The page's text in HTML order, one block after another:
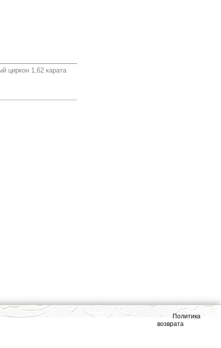
циркон 1,62 карата
Политика
возврата